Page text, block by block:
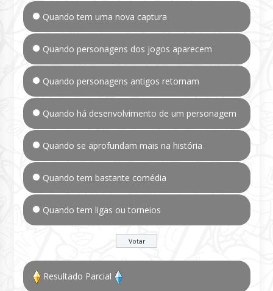
Quando tem uma nova captura
Quando personagens dos jogos aparecem
Quando personagens antigos retornam
Quando há desenvolvimento de um personagem
Quando se aprofundam mais na história
Quando tem bastante comédia
Quando tem ligas ou torneios
Resultado Parcial